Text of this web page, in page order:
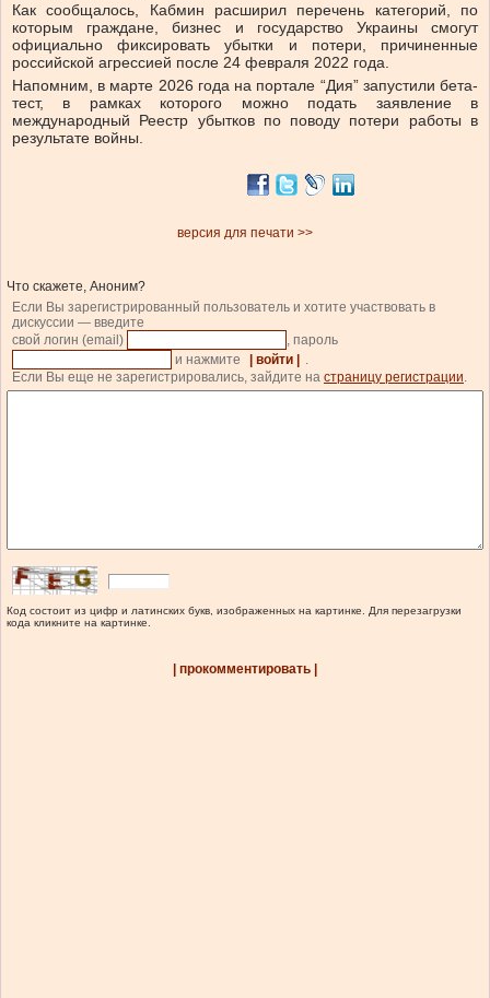
Как сообщалось, Кабмин расширил перечень категорий, по
которым граждане, бизнес и государство Украины смогут
официально фиксировать убытки и потери, причиненные
российской агрессией после 24 февраля 2022 года.
Напомним, в марте 2026 года на портале “Дия” запустили бета-
тест, в рамках которого можно подать заявление в
международный Реестр убытков по поводу потери работы в
результате войны.
версия для печати >>
Что скажете, Аноним?
Если Вы зарегистрированный пользователь и хотите участвовать в
дискуссии — введите
свой логин (email)
, пароль
и нажмите
| войти |
.
Если Вы еще не зарегистрировались, зайдите на страницу регистрации.
Код состоит из цифр и латинских букв, изображенных на картинке. Для перезагрузки
кода кликните на картинке.
| прокомментировать |